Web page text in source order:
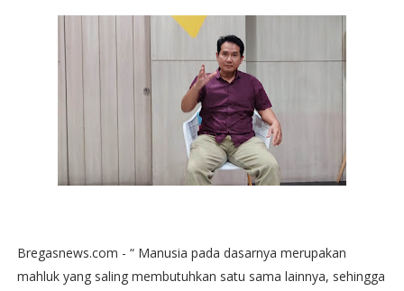
Bregasnews.com - “ Manusia pada dasarnya merupakan
mahluk yang saling membutuhkan satu sama lainnya, sehingga